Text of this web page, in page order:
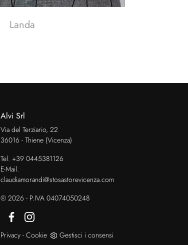
Landa
Alvi Srl
Via del Terziario, 22
36016 - Thiene (Vicenza)
Tel. +39 0445381126
E-Mail.
claudiamorandi@stosastorevicenza.com
® 2026 - P.IVA 04074050248
Privacy - Cookie Gestisci i consensi